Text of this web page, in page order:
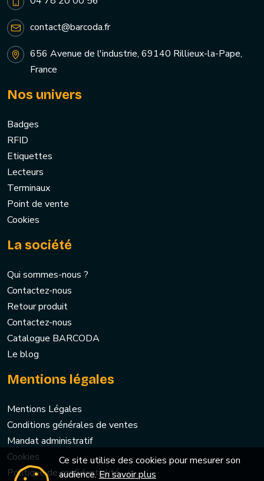
contact@barcoda.fr
656 Avenue de l'industrie, 69140 Rillieux-la-Pape,
France
Nos univers
Badges
RFID
Etiquettes
Lecteurs
Terminaux
Point de vente
Cookies
La société
Qui sommes-nous ?
Contactez-nous
Retour produit
Contactez-nous
Catalogue BARCODA
Le blog
Mentions légales
Mentions Légales
Conditions générales de ventes
Mandat administratif
Cookies
Politique de confidentialité
Ce site utilise des cookies pour mesurer son
audience.En savoir plus